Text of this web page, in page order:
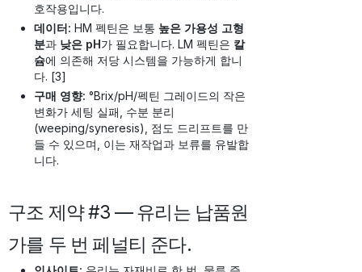
호작용입니다.
데이터: HM 펙틴은 보통 높은 가용성 고형
분과 낮은 pH가 필요합니다. LM 펙틴은 칼
슘에 의존해 저당 시스템을 가능하게 합니
다. [3]
구매 영향: °Brix/pH/펙틴 그레이드의 작은
변화가 세팅 실패, 수분 분리
(weeping/syneresis), 점도 드리프트를 만
들 수 있으며, 이는 재작업과 보류를 유발합
니다.
구조 제약 #3 — 유리는 납품원
가를 두 번 페널티 준다.